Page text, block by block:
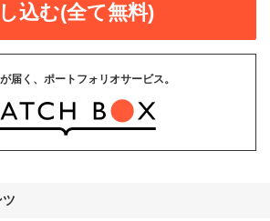
込む(全て無料)
届く、ポートフォリオサービス。